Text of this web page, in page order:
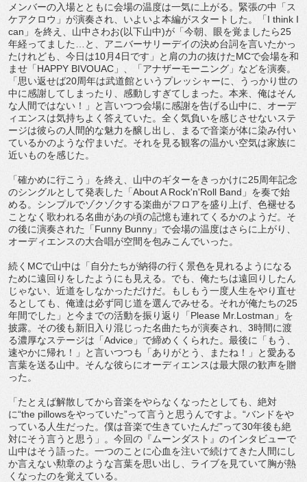
メンバーの入場とともに会場の温度は一気に上がる。緊張の中「ス
ケアクロウ」が演奏され、いよいよ本編がスタートした。「I think I
can」を終え、山中さわお(以下山中)が「今朝、眼を覚ましたら25
年経ってました…と、アニバーサリーデイの決め台詞を言いたかっ
たけれども、今日は10月4日です」と肩の力の抜けたMCで会場を和
ませ「HAPPY BIVOUAC」、「アナザーモーニング」などを演奏。
「思い返せば20周年は武道館というプレッシャーに、うっかり世の
中に感謝してしまったり、感動しすぎてしまった。本来、俺はそん
な人間ではない！」と言いつつ会場に感謝を告げる山中に、オーデ
ィエンスは気持ちよく答えていた。全く気負いを感じさせないステ
ージは彼らの人間的な魅力を醸し出し、まるで音楽が体に染み付い
ているかのような佇まいだ。それを見る観客の温かい空気は家族に
近いものを感じた。
「確かめに行こう」を終え、山中のギターをきっかけに25周年記念
のシングルとして発表した「About A Rock'n'Roll Band」を奏で始
める。シンプルでゾクゾクする楽曲がフロアを盛り上げ、色褪せる
ことなく歌われる名曲があの頃の記憶も連れてくるかのようだ。そ
の後に演奏された「Funny Bunny」で会場の温度はさらに上がり、
オーディエンスの大合唱が空間を包みこんでいった。
続くMCで山中は「自分たちが納得の行く景色を見れるようになる
ために遠回りをしたようにも見える。でも、俺たちは遠回りしたん
じゃない、近道をしなかっただけだ。もしもう一度人生をやり直せ
るとしても、俺達は必ず同じ道を選んでみせる。それが俺たちの25
年間でした」と今までの活動を振り返り「Please Mr.Lostman」を
披露。その後も新旧入り混じった名曲たちが演奏され、3時間に渡
る濃厚なステージは「Advice」で締めくくられた。最後に「もう、
速やかに帰れ！」と言いつつも「ありがとう、またね！」と愛ある
言葉を送る山中。そんな彼らにオーディエンスは最大限の歓声を贈
った。
「たとえば解散してから音楽をやらなくなったとしても、絶対
に“the pillowsをやっていた”って言うと思うんですよ。“バンドをや
っている人生だった。僕は音楽で生きていたんだ”って30年後も絶
対にそう言うと思う」。今回の『ムーンダスト』のインタビューで
山中はそう語った。一つのことに心血を注いで続けてきた人間にし
か言えない勲章のような言葉を思い出し、ライブを見ていて胸が熱
くなったのを覚えている。